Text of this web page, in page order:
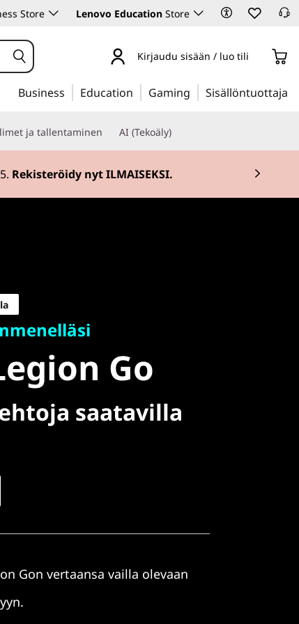
Store Lenovo Education Store
Kirjaudu sisään / luo tili
Business Education Gaming Sisällöntuottaja
ja tallentaminen AI (Tekoäly)
Osta nyt.
Go
saatavilla
Gon vertaansa vailla olevaan